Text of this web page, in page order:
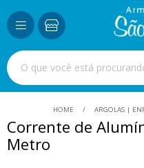
HOME ARGOLAS |
Corrente de
Metro